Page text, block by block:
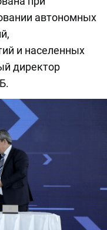
автономных
и населенных
директор